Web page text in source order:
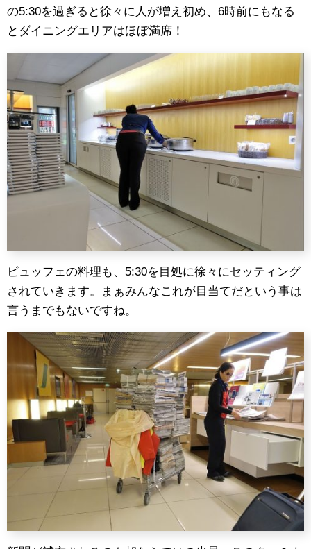
の5:30を過ぎると徐々に人が増え初め、6時前にもなる
とダイニングエリアはほぼ満席！
ビュッフェの料理も、5:30を目処に徐々にセッティング
されていきます。まぁみんなこれが目当てだという事は
言うまでもないですね。